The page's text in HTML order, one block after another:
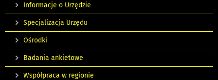
Informacje o Urzędzie
Specjalizacja Urzędu
Ośrodki
Badania ankietowe
Współpraca w regionie